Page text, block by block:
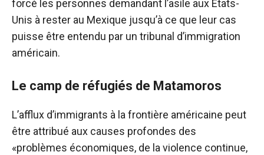
forcé les personnes demandant l’asile aux États-
Unis à rester au Mexique jusqu’à ce que leur cas
puisse être entendu par un tribunal d’immigration
américain.
Le camp de réfugiés de Matamoros
L’afflux d’immigrants à la frontière américaine peut
être attribué aux causes profondes des
«problèmes économiques, de la violence continue,